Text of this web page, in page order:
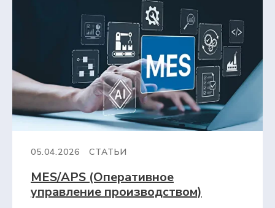
05.04.2026 СТАТЬИ
MES/APS (Оперативное
управление производством)